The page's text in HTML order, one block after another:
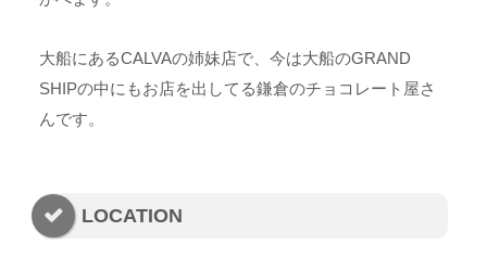
大船にあるCALVAの姉妹店で、今は大船のGRAND
SHIPの中にもお店を出してる鎌倉のチョコレート屋さ
んです。
LOCATION